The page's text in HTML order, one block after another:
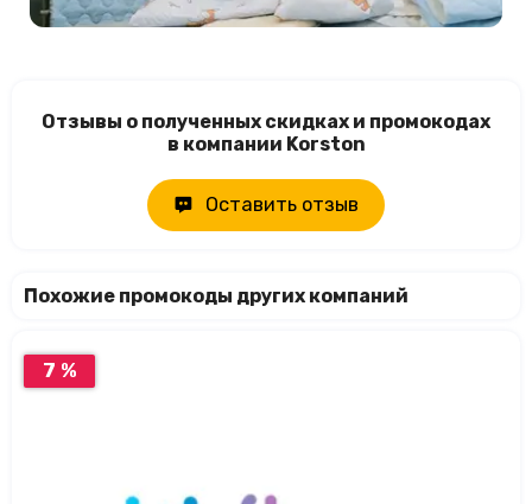
Отзывы о полученных скидках и промокодах
в компании Korston
Оставить отзыв
Похожие промокоды других компаний
7 %